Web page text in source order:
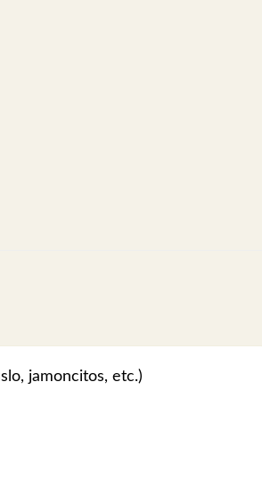
jamoncitos, etc.)